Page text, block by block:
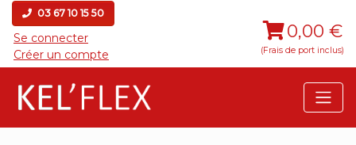
03 67 10 15 50
Se connecter
Créer un compte
0,00 €
(Frais de port inclus)